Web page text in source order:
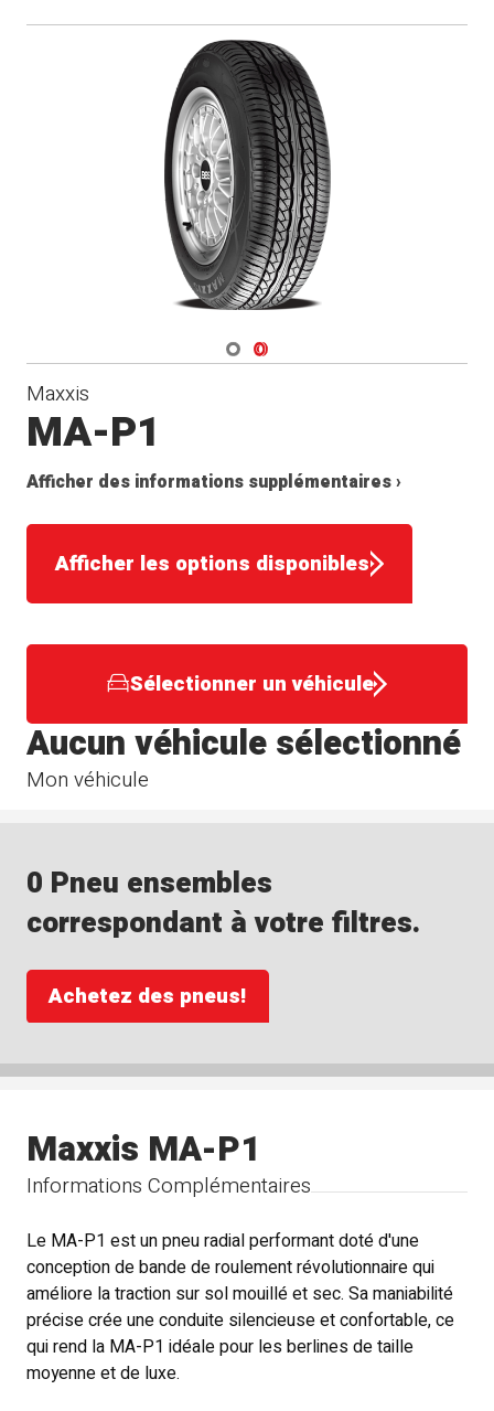
Navigate 1
Navigate 2
Maxxis
MA-P1
Afficher des informations supplémentaires ›
Afficher les options disponibles
Sélectionner un véhicule
Mon véhicule
Aucun véhicule sélectionné
0 Pneu ensembles
correspondant à votre filtres.
Achetez des pneus!
Informations Complémentaires
Maxxis MA-P1
Le MA-P1 est un pneu radial performant doté d'une
conception de bande de roulement révolutionnaire qui
améliore la traction sur sol mouillé et sec. Sa maniabilité
précise crée une conduite silencieuse et confortable, ce
qui rend la MA-P1 idéale pour les berlines de taille
moyenne et de luxe.